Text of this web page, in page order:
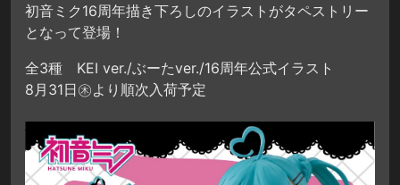
初音ミク16周年描き下ろしのイラストがタペストリー
となって登場！
全3種 KEI ver./ぶーたver./16周年公式イラスト
8月31日㊍より順次入荷予定